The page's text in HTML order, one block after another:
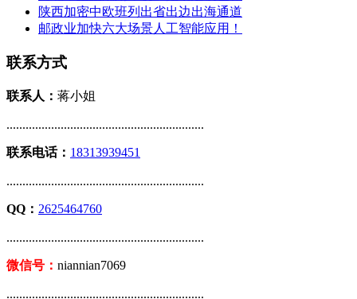
陕西加密中欧班列出省出边出海通道
邮政业加快六大场景人工智能应用！
联系方式
联系人： 蒋小姐
..............................................................
联系电话： 18313939451
..............................................................
QQ： 2625464760
..............................................................
微信号： niannian7069
..............................................................